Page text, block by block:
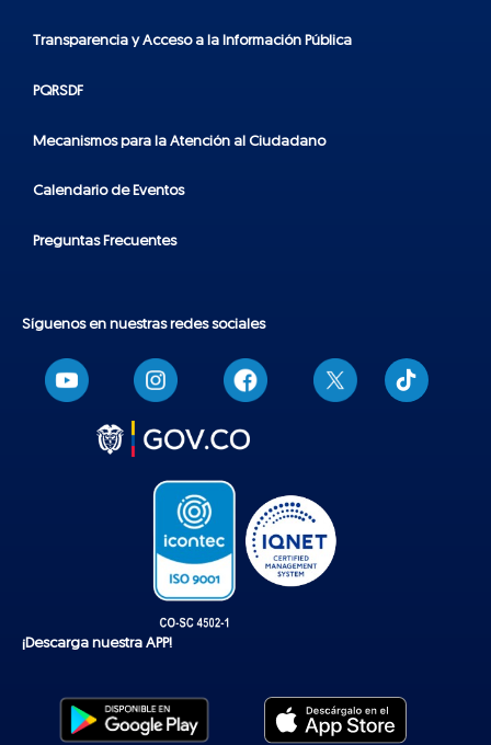
Transparencia y Acceso a la Información Pública
PQRSDF
Mecanismos para la Atención al Ciudadano
Calendario de Eventos
Preguntas Frecuentes
Síguenos en nuestras redes sociales
T
i
k
¡Descarga nuestra APP!